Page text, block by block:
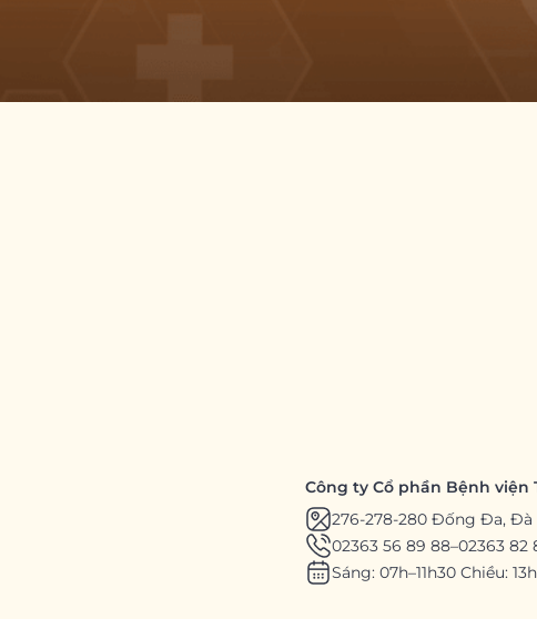
Công ty Cổ phần Bệnh viện
276-278-280 Đống Đa, Đà
02363 56 89 88–02363 82
Sáng: 07h–11h30 Chiều: